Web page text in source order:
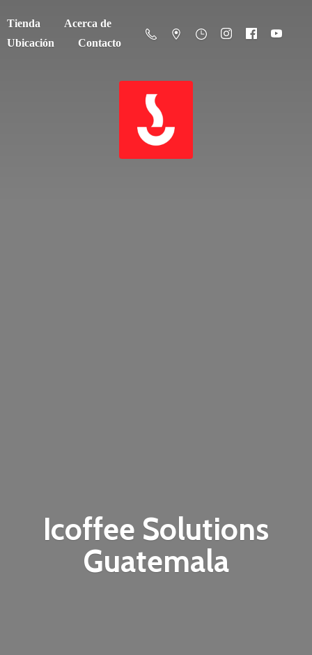
Tienda
Acerca de
Ubicación
Contacto
Icoffee Solutions
Guatemala